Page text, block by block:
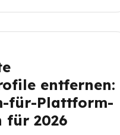
entfernen:
für-Plattform-
für 2026